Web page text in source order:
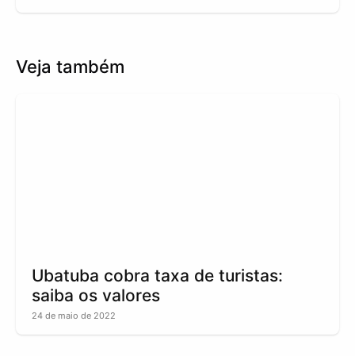
Veja também
Ubatuba cobra taxa de turistas:
saiba os valores
24 de maio de 2022